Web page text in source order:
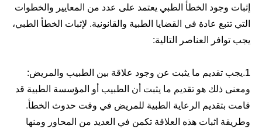
إثبات وجود الخطأ الطبي يعتمد على عدد من المعايير والخطوات
التي تتبع عادة في القضايا الطبية والقانونية. لإثبات الخطأ الطبي،
يجب توافر العناصر التالية:
1.يجب تقديم ما يثبت عن وجود علاقة بين الطبيب والمريض:
ومعنى ذلك هو تقديم ما يثبت أن الطبيب أو المؤسسة الطبية قد
قامت بتقديم الرعاية الطبية للمريض في وقت حدوث الخطأ.
وطريقة اثبات هذه العلاقة تكمن في العديد من المحاور ومنها